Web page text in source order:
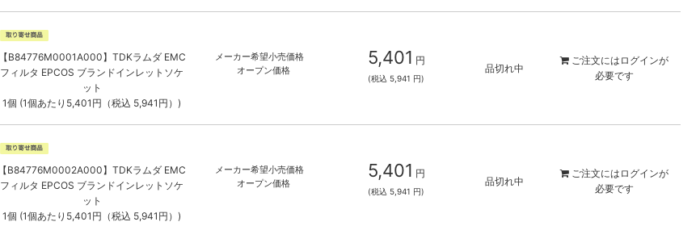
【B84776M0001A000】TDKラムダ EMC
フィルタ EPCOS ブランドインレットソケ
ット
1個 (1個あたり5,401円（税込 5,941円）)
メーカー希望小売価格
オープン価格
5,401 円
(税込 5,941 円)
品切れ中
ご注文には ログインが
必要です
【B84776M0002A000】TDKラムダ EMC
フィルタ EPCOS ブランドインレットソケ
ット
1個 (1個あたり5,401円（税込 5,941円）)
メーカー希望小売価格
オープン価格
5,401 円
(税込 5,941 円)
品切れ中
ご注文には ログインが
必要です